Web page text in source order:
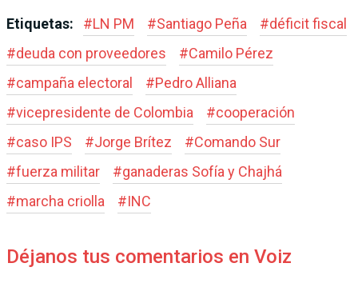
Etiquetas: #LN PM #Santiago Peña #déficit fiscal
#deuda con proveedores #Camilo Pérez
#campaña electoral #Pedro Alliana
#vicepresidente de Colombia #cooperación
#caso IPS #Jorge Brítez #Comando Sur
#fuerza militar #ganaderas Sofía y Chajhá
#marcha criolla #INC
Déjanos tus comentarios en Voiz